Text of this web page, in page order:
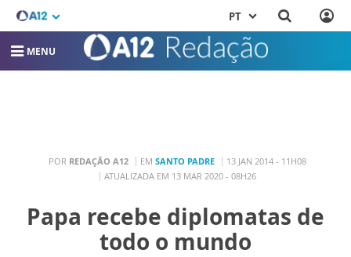
PT
MENU
POR REDAÇÃO A12 EM SANTO PADRE
13 JAN 2014 - 11H08
ATUALIZADA EM 13 MAR 2020 - 08H26
Papa recebe diplomatas de
todo o mundo